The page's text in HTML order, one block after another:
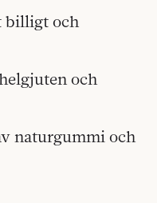
billigt och
och
naturgummi och